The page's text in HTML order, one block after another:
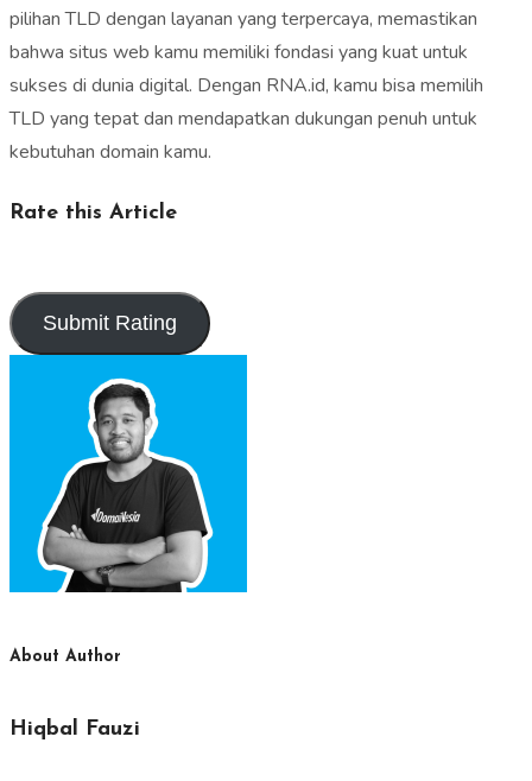
pilihan TLD dengan layanan yang terpercaya, memastikan
bahwa situs web kamu memiliki fondasi yang kuat untuk
sukses di dunia digital. Dengan RNA.id, kamu bisa memilih
TLD yang tepat dan mendapatkan dukungan penuh untuk
kebutuhan domain kamu.
Rate this Article
About Author
Hiqbal Fauzi